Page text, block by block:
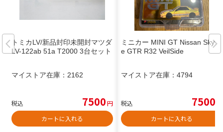
トミカLV/新品封印未開封マツダ
LV-122ab 51a T2000 3台セット
マイストア在庫： 2162
税込 7500円
カートに入れる
ミニカー MINI GT Nissan Skylin
e GTR R32 VeilSide
マイストア在庫： 4794
税込 7500
カートに入れる